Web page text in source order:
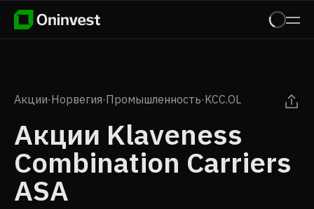
Акции·Норвегия·Промышленность·KCC.OL
Акции Klaveness
Combination Carriers
ASA